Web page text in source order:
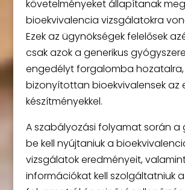
követelményeket állapítanak
bioekvivalencia vizsgálatokra
Ezek az ügynökségek felelősek
csak azok a generikus
engedélyt forgalomba hozatalra,
bizonyítottan bioekvivalensek az
készítményekkel.
A szabályozási folyamat során a
be kell nyújtaniuk a
vizsgálatok eredményeit,
információkat kell szolgáltatniuk